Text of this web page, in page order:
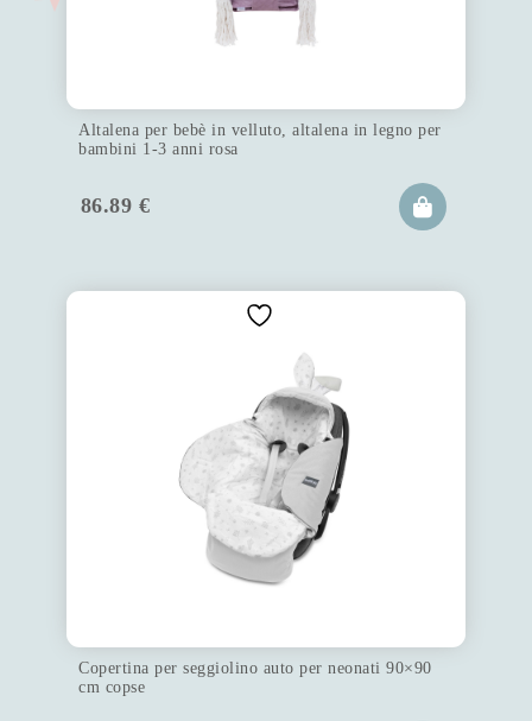
Altalena per bebè in velluto, altalena in legno per
bambini 1-3 anni rosa
86.89 €
Copertina per seggiolino auto per neonati 90×90
cm copse